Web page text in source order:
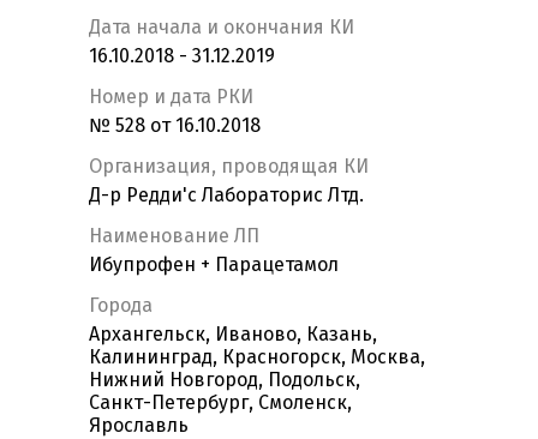
Дата начала и окончания КИ
16.10.2018 - 31.12.2019
Номер и дата РКИ
№ 528 от 16.10.2018
Организация, проводящая КИ
Д-р Редди'с Лабораторис Лтд.
Наименование ЛП
Ибупрофен + Парацетамол
Города
Архангельск, Иваново, Казань,
Калининград, Красногорск, Москва,
Нижний Новгород, Подольск,
Санкт-Петербург, Смоленск,
Ярославль